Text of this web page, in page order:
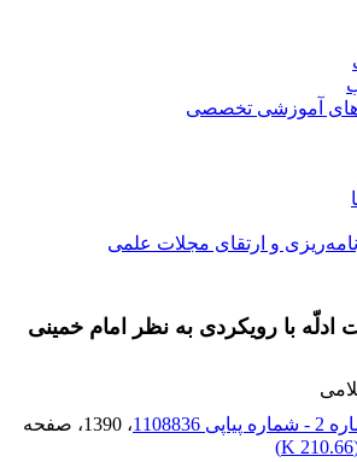
آموزشی تخصصی
و ارتقای مجلات علمی
ادلّه با رویکردی به نظر امام خمینی
، 1390
، صفحه
210.66 K
)